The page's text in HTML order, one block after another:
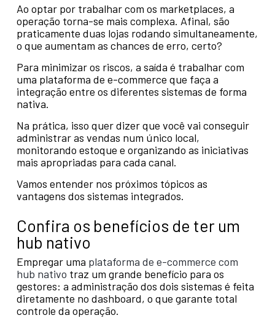
Ao optar por trabalhar com os marketplaces, a
operação torna-se mais complexa. Afinal, são
praticamente duas lojas rodando simultaneamente,
o que aumentam as chances de erro, certo?
Para minimizar os riscos, a saída é trabalhar com
uma plataforma de e-commerce que faça a
integração entre os diferentes sistemas de forma
nativa.
Na prática, isso quer dizer que você vai conseguir
administrar as vendas num único local,
monitorando estoque e organizando as iniciativas
mais apropriadas para cada canal.
Vamos entender nos próximos tópicos as
vantagens dos sistemas integrados.
Confira os benefícios de ter um
hub nativo
Empregar uma plataforma de e-commerce com
hub nativo traz um grande benefício para os
gestores: a administração dos dois sistemas é feita
diretamente no dashboard, o que garante total
controle da operação.